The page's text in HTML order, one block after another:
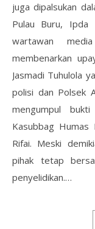
juga dipalsukan
Pulau Buru, Ipda
wartawan
membenarkan
Jasmadi Tuhulola
polisi dan Polsek
mengumpul
Kasubbag
Rifai. Meski
pihak tetap
penyelidikan.…